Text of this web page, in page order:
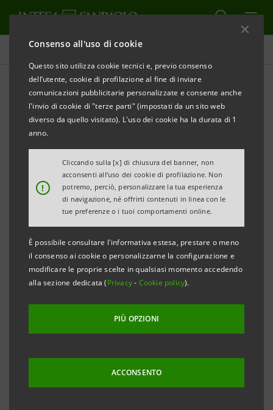
Consenso all'uso di cookie
Questo sito utilizza cookie tecnici e, previo consenso
dell’utente, cookie di profilazione al fine di inviare
comunicazioni pubblicitarie personalizzate e consente anche
l'invio di cookie di "terze parti" (impostati da un sito web
diverso da quello visitato). L'uso dei cookie ha la durata di 1
anno.
!
Cliccando sulla [x] di chiusura del banner, non
acconsenti all’uso dei cookie di profilazione. Non
potremo, perciò, personalizzare la tua esperienza
di navigazione, né offrirti contenuti in linea con le
tue preferenze o i tuoi comportamenti online.
È possibile consultare l'informativa estesa, prestare o meno
il consenso ai cookie o personalizzarne la configurazione e
modificare le proprie scelte in qualsiasi momento accedendo
alla sezione dedicata (Privacy- Cookie policy).
PIÙ OPZIONI
ACCONSENTO
Research Department
Equity & Credit
Equity Credit
Technical
Analysis
I team di Equity Research e di Corporate Broking
Research elaborano ricerche e raccomandazioni,
destinate esclusivamente alla clientela istituzionale
della Divisione IMI Corporate & Investment Banking,
riguardanti gli emittenti large e small/mid-cap quotati
sui mercati domestici ed europei. Vengono inoltre
analizzate le società oggetto di IPO sui mercati
azionari domestici ed europei, e quelle con cui Intesa
Sanpaolo ha in essere mandati di Specialist, Market
Maker e Corporate Broking. Le aree Equity e